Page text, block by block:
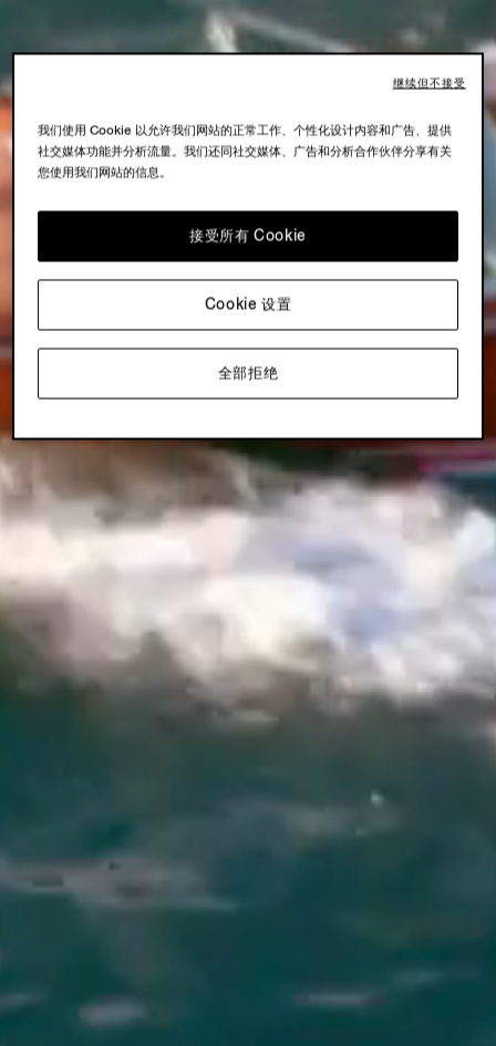
我们使用 Cookie 以允许我们网站的正常工作、个性化设计内容和广告、提供
社交媒体功能并分析流量。我们还同社交媒体、广告和分析合作伙伴分享有关
您使用我们网站的信息。
全部拒绝
接受所有 Cookie
Cookie 设置
继续但不接受